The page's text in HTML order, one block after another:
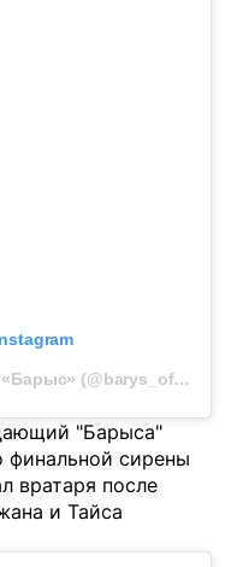
Публикация от Хоккейный клуб «Барыс» (@barys_official)
"Барыса"
финальной сирены
вратаря после
и Тайса